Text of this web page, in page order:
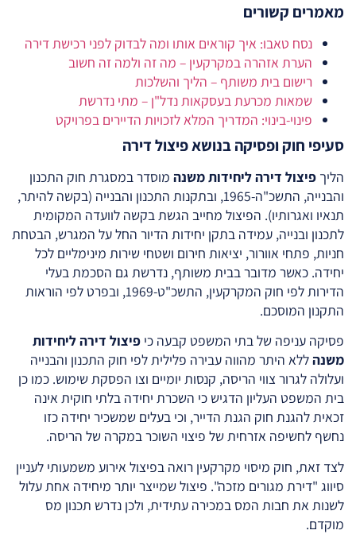
מאמרים קשורים
נסח טאבו: איך קוראים אותו ומה לבדוק לפני רכישת דירה
הערת אזהרה במקרקעין – מה זה ולמה זה חשוב
רישום בית משותף – הליך והשלכות
שמאות מכרעת בעסקאות נדל"ן – מתי נדרשת
פינוי-בינוי: המדריך המלא לזכויות הדיירים בפרויקט
סעיפי חוק ופסיקה בנושא פיצול דירה
הליך פיצול דירה ליחידות משנה מוסדר במסגרת חוק התכנון
והבנייה, התשכ"ה-1965, ובתקנות התכנון והבנייה (בקשה להיתר,
תנאיו ואגרותיו). הפיצול מחייב הגשת בקשה לוועדה המקומית
לתכנון ובנייה, עמידה בתקן יחידות הדיור החל על המגרש, הבטחת
חניות, פתחי אוורור, יציאות חירום ושטחי שירות מינימליים לכל
יחידה. כאשר מדובר בבית משותף, נדרשת גם הסכמת בעלי
הדירות לפי חוק המקרקעין, התשכ"ט-1969, ובפרט לפי הוראות
התקנון המוסכם.
פסיקה עניפה של בתי המשפט קבעה כי פיצול דירה ליחידות
משנהללא היתר מהווה עבירה פלילית לפי חוק התכנון והבנייה
ועלולה לגרור צווי הריסה, קנסות יומיים וצו הפסקת שימוש. כמו כן
בית המשפט העליון הדגיש כי השכרת יחידה בלתי חוקית אינה
זכאית להגנת חוק הגנת הדייר, וכי בעלים שמשכיר יחידה כזו
נחשף לחשיפה אזרחית של פיצוי השוכר במקרה של הריסה.
לצד זאת, חוק מיסוי מקרקעין רואה בפיצול אירוע משמעותי לעניין
סיווג "דירת מגורים מזכה". פיצול שמייצר יותר מיחידה אחת עלול
לשנות את חבות המס במכירה עתידית, ולכן נדרש תכנון מס
מוקדם.